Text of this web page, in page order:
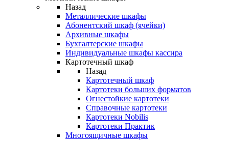
Назад
Металлические шкафы
Абонентский шкаф (ячейки)
Архивные шкафы
Бухгалтерские шкафы
Индивидуальные шкафы кассира
Картотечный шкаф
Назад
Картотечный шкаф
Картотеки больших форматов
Огнестойкие картотеки
Справочные картотеки
Картотеки Nobilis
Картотеки Практик
Многоящичные шкафы